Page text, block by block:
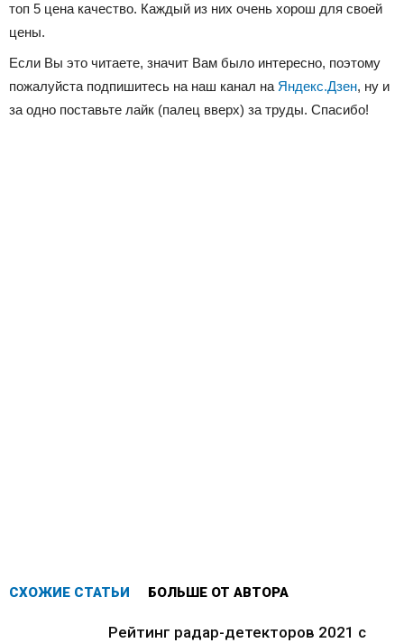
топ 5 цена качество. Каждый из них очень хорош для своей
цены.
Если Вы это читаете, значит Вам было интересно, поэтому
пожалуйста подпишитесь на наш канал на Яндекс.Дзен, ну и
за одно поставьте лайк (палец вверх) за труды. Спасибо!
СХОЖИЕ СТАТЬИ БОЛЬШЕ ОТ АВТОРА
Рейтинг радар-детекторов 2021 с